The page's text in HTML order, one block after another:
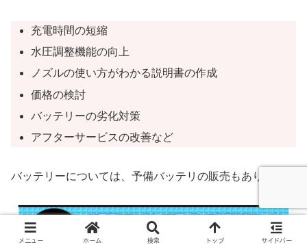
充電時間の短縮
水圧調整機能の向上
ノズルの使い方がわかる説明書の作成
価格の検討
バッテリーの劣化対策
アフターサービスの改善など
バッテリーについては、予備バッテリの販売もあります。
メニュー ホーム 検索 トップ サイドバー